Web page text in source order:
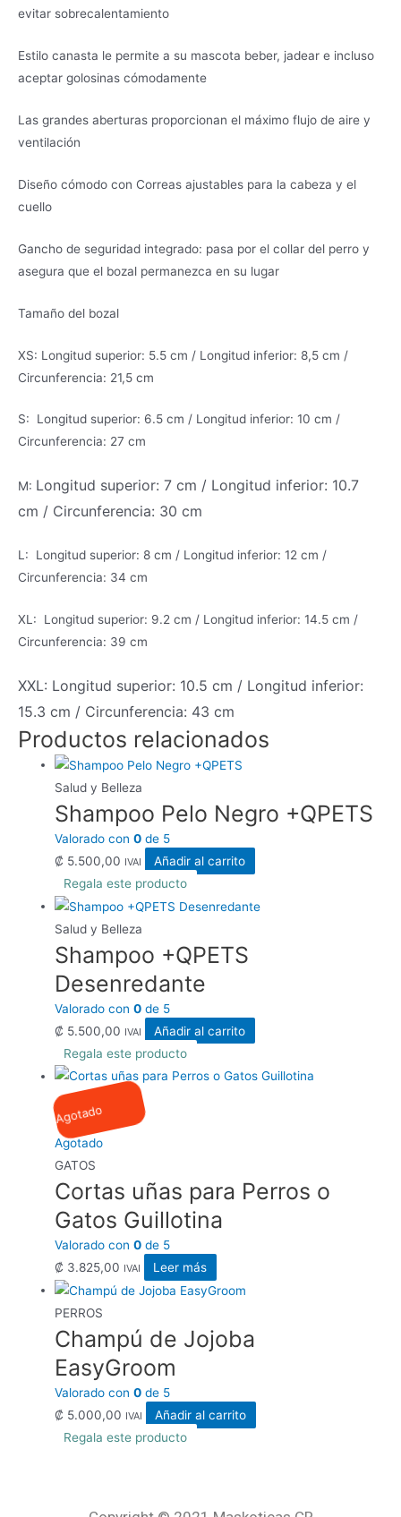
evitar sobrecalentamiento
Estilo canasta le permite a su mascota beber, jadear e incluso
aceptar golosinas cómodamente
Las grandes aberturas proporcionan el máximo flujo de aire y
ventilación
Diseño cómodo con Correas ajustables para la cabeza y el
cuello
Gancho de seguridad integrado: pasa por el collar del perro y
asegura que el bozal permanezca en su lugar
Tamaño del bozal
XS: Longitud superior: 5.5 cm / Longitud inferior: 8,5 cm /
Circunferencia: 21,5 cm
S: Longitud superior: 6.5 cm / Longitud inferior: 10 cm /
Circunferencia: 27 cm
M: Longitud superior: 7 cm / Longitud inferior: 10.7
cm / Circunferencia: 30 cm
L: Longitud superior: 8 cm / Longitud inferior: 12 cm /
Circunferencia: 34 cm
XL: Longitud superior: 9.2 cm / Longitud inferior: 14.5 cm /
Circunferencia: 39 cm
XXL: Longitud superior: 10.5 cm / Longitud inferior:
15.3 cm / Circunferencia: 43 cm
Productos relacionados
Salud y Belleza
Shampoo Pelo Negro +QPETS
Valorado con0 de 5
₡ 5.500,00 IVAI
Añadir al carrito
Regala este producto
Salud y Belleza
Shampoo +QPETS
Desenredante
Valorado con0 de 5
₡ 5.500,00 IVAI
Añadir al carrito
Regala este producto
Agotado
Agotado
GATOS
Cortas uñas para Perros o
Gatos Guillotina
Valorado con0 de 5
₡ 3.825,00 IVAI Leer más
PERROS
Champú de Jojoba
EasyGroom
Valorado con0 de 5
₡ 5.000,00 IVAI
Añadir al carrito
Regala este producto